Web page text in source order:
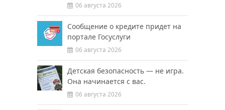
06 августа 2026
Сообщение о кредите придет на
портале Госуслуги
06 августа 2026
Детская безопасность — не игра.
Она начинается с вас.
06 августа 2026